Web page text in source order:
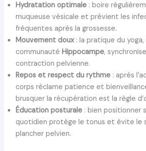
Hydratation optimale: boire
muqueuse vésicale et prévient les
fréquentes après la grossesse.
Mouvement doux: la pratique du yoga,
communauté Hippocampe,
contraction pelvienne.
Repos et respect du rythme: après
corps réclame patience et
brusquer la récupération est la règle
Éducation posturale: bien positionner
quotidien protège le tonus et évite le
plancher pelvien.